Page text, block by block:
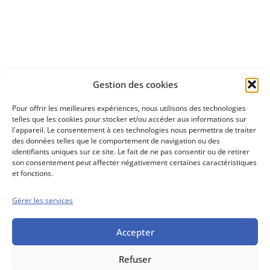
Gestion des cookies
Pour offrir les meilleures expériences, nous utilisons des technologies
telles que les cookies pour stocker et/ou accéder aux informations sur
l'appareil. Le consentement à ces technologies nous permettra de traiter
des données telles que le comportement de navigation ou des
identifiants uniques sur ce site. Le fait de ne pas consentir ou de retirer
son consentement peut affecter négativement certaines caractéristiques
et fonctions.
Gérer les services
Accepter
Refuser
Découvrez
Conseils boursiers depuis 1952
Propos Utiles est
une publication